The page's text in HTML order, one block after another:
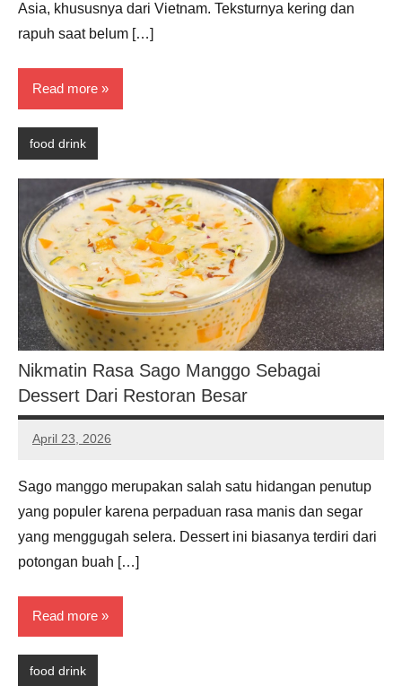
Asia, khususnya dari Vietnam. Teksturnya kering dan
rapuh saat belum […]
Read more
food drink
Nikmatin Rasa Sago Manggo Sebagai
Dessert Dari Restoran Besar
April 23, 2026
Noah
Sago manggo merupakan salah satu hidangan penutup
yang populer karena perpaduan rasa manis dan segar
yang menggugah selera. Dessert ini biasanya terdiri dari
potongan buah […]
Read more
food drink